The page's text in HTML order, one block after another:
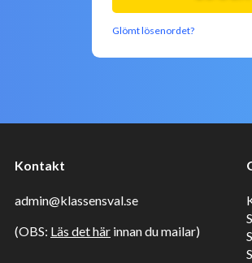
Glömt lösenordet?
Kontakt
admin@klassensval.se
(OBS: Läs det här innan du mailar)